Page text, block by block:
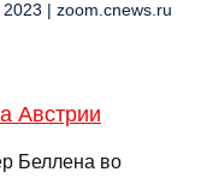
| zoom.cnews.ru
Австрии
Беллена во